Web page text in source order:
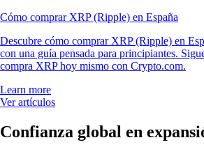
Cómo comprar XRP (Ripple) en España
Descubre cómo comprar XRP (Ripple) en
con una guía pensada para principiantes.
compra XRP hoy mismo con Crypto.com.
Learn more
Ver artículos
Confianza global en